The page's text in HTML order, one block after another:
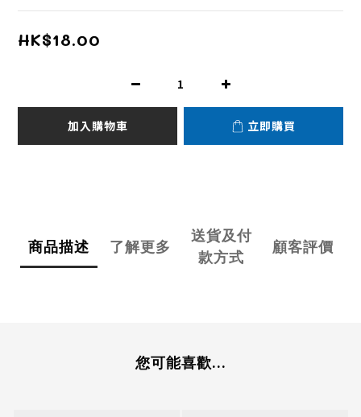
HK$18.00
加入購物車 立即購買
商品描述 了解更多
送貨及付
款方式
顧客評價
您可能喜歡...